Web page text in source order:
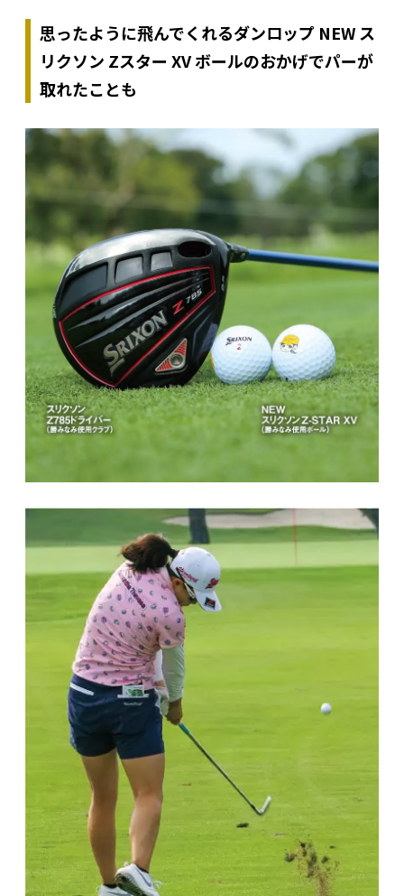
思ったように飛んでくれるダンロップ NEW ス
リクソン Zスター XV ボールのおかげでパーが
取れたことも